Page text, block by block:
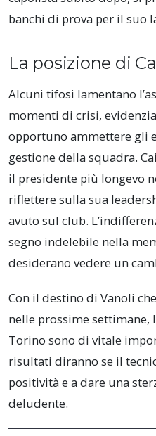
banchi di prova per il suo
La posizione di
Alcuni tifosi lamentano
momenti di crisi,
opportuno ammettere gli
gestione della squadra.
il presidente più longevo
riflettere sulla sua
avuto sul club.
segno indelebile nella
desiderano vedere un
Con il destino di Vanoli
nelle prossime settimane,
Torino sono di vitale
risultati diranno se il
positività e a dare una
deludente.